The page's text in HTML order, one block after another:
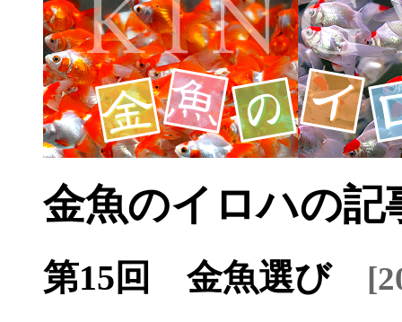
金魚のイロハの記
第15回 金魚選び